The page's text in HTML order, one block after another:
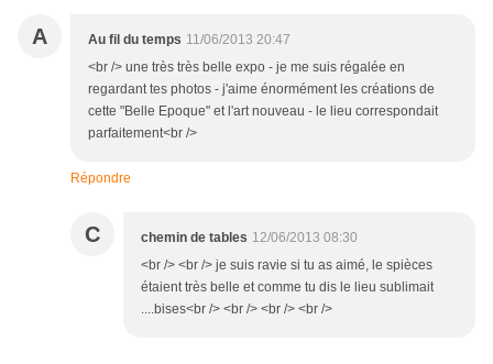
A Au fil du temps 11/06/2013 20:47
<br /> une très très belle expo - je me suis régalée en
regardant tes photos - j'aime énormément les créations de
cette "Belle Epoque" et l'art nouveau - le lieu correspondait
parfaitement<br />
Répondre
C chemin de tables 12/06/2013 08:30
<br /> <br /> je suis ravie si tu as aimé, le spièces
étaient très belle et comme tu dis le lieu sublimait
....bises<br /> <br /> <br /> <br />